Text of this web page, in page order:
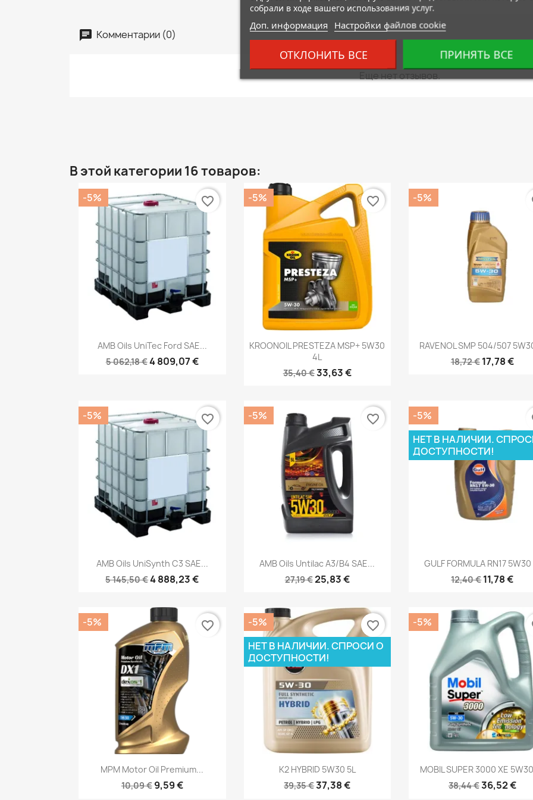
Комментарии (0)
Еще нет отзывов.
В этой категории 16 товаров:
Быстрый просмотр
AMB Oils UniTec Ford SAE...
5 062,18 €4 809,07 €
-5% favorite_border
Быстрый просмотр
KROONOIL PRESTEZA MSP+ 5W30
4L
35,40 €33,63 €
-5% favorite_border
Быстрый
RAVENOL SMP 504/507
18,72 € 17,78 €
-5%
Быстрый просмотр
AMB Oils UniSynth C3 SAE...
5 145,50 €4 888,23 €
-5% favorite_border
Быстрый просмотр
AMB Oils Untilac A3/B4 SAE...
27,19 €25,83 €
-5% favorite_border
Быстрый
GULF FORMULA RN17 5W30
12,40 €11,78 €
-5%
НЕТ В НАЛИЧИИ.
ДОСТУПНОСТИ!
Быстрый просмотр
MPM Motor Oil Premium...
10,09 € 9,59 €
-5% favorite_border
Быстрый просмотр
K2 HYBRID 5W30 5L
39,35 €37,38 €
-5%
НЕТ В НАЛИЧИИ. СПРОСИ О
ДОСТУПНОСТИ!
favorite_border
 Быстрый просмотр
MOBIL SUPER 3000 XE
38,44 €36,52 €
-5%
собрали в ходе вашего использования услуг.
Доп. информация Настройки файлов cookie
ОТКЛОНИТЬ ВСЕ ПРИНЯТЬ ВСЕ